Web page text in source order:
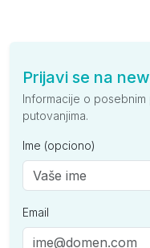
Prijavi se na
Informacije o posebnim
putovanjima.
Ime (opciono)
Email